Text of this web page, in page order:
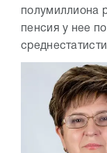
полумиллиона
пенсия у нее